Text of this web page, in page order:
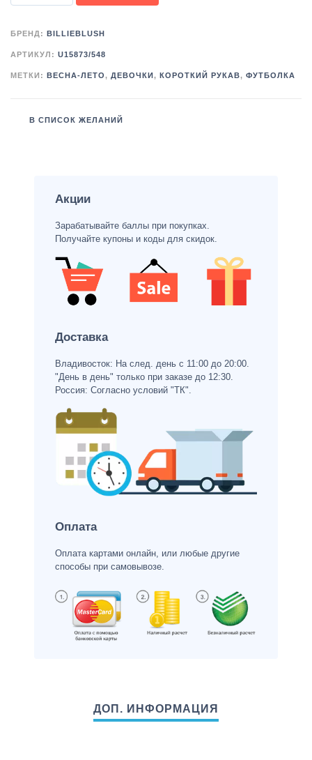
БРЕНД: BILLIEBLUSH
АРТИКУЛ: U15873/548
МЕТКИ: ВЕСНА-ЛЕТО, ДЕВОЧКИ , КОРОТКИЙ РУКАВ, ФУТБОЛКА
В СПИСОК ЖЕЛАНИЙ
Акции
Зарабатывайте баллы при покупках.
Получайте купоны и коды для скидок.
Доставка
Владивосток: На след. день с 11:00 до 20:00.
"День в день" только при заказе до 12:30.
Россия: Согласно условий "ТК".
Оплата
Оплата картами онлайн, или любые другие
способы при самовывозе.